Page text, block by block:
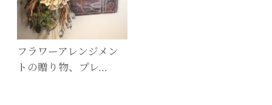
フラワーアレンジメン
トの贈り物、プレ…